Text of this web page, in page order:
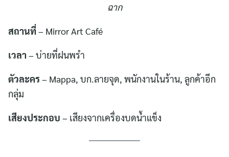
ฉาก
สถานที่ – Mirror Art Café
เวลา – บ่ายที่ฝนพรำ
ตัวละคร– Mappa, บก.ลายจุด, พนักงานในร้าน, ลูกค้าอีก
กลุ่ม
เสียงประกอบ – เสียงจากเครื่องบดน้ำแข็ง